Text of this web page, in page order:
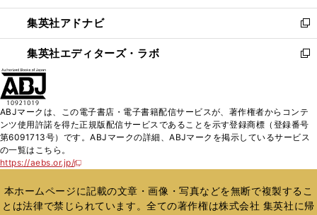
開
く
ウ
で
開
く
ン
ド
ウ
で
ウ
ィ
ン
ド
く
集英社アドナビ
新
し
い
ド
ウ
で
集英社エディターズ・ラボ
新
ィ
ン
ド
開
く
ABJマークは、この電子書店・電子書籍配信サービスが、著作権者からコンテ
ンツ使用許諾を得た正規版配信サービスであることを示す登録商標（登録番号
第6091713号）です。ABJマークの詳細、ABJマークを掲示しているサービス
の一覧はこちら。
https://aebs.or.jp/
新
い
ウ
ィ
本ホームページに記載の文章・画像・写真などを無断で複製するこ
とは法律で禁じられています。全ての著作権は株式会社 集英社に帰